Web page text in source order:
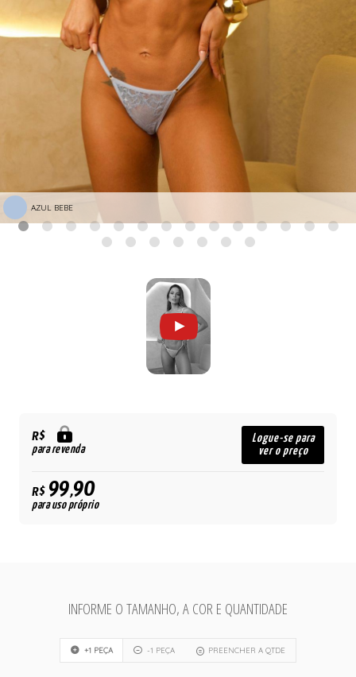
AZUL BEBE
R$
para revenda
Logue-se para
ver o preço
R$99,90
para uso próprio
INFORME O TAMANHO, A COR E QUANTIDADE
+1 PEÇA -1 PEÇA PREENCHER A QTDE